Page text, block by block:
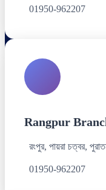
01950-962207
Rangpur
রংপুর, পায়রা চত্বর,
01950-962207